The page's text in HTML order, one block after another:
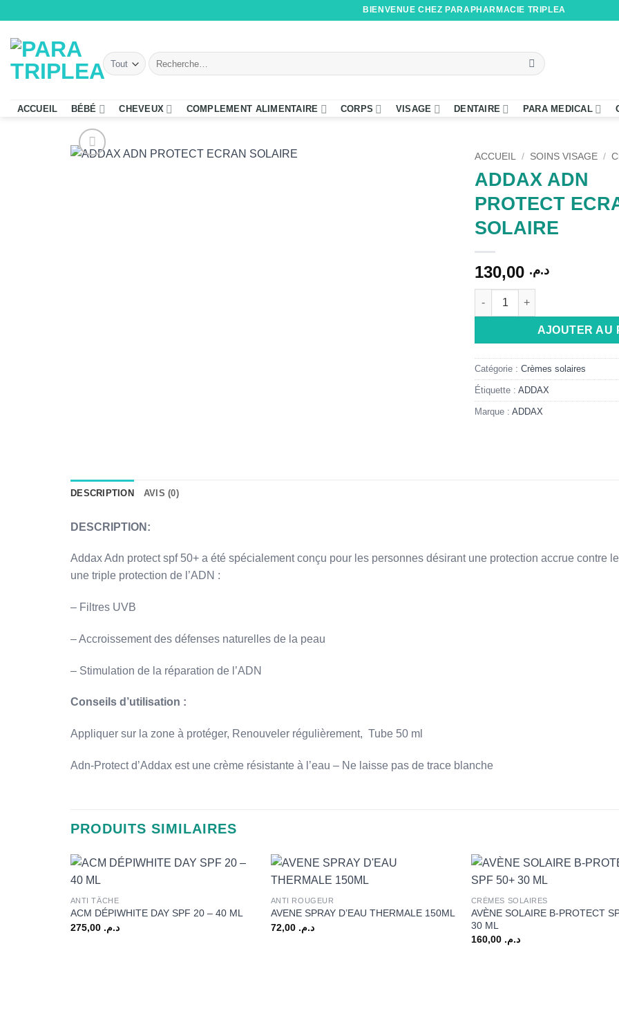
contenu
BIENVENUE CHEZ PARAPHARMACIE TRIPLEA
Recherche
pour :
ACCUEIL BÉBÉ CHEVEUX COMPLEMENT ALIMENTAIRE CORPS VISAGE DENTAIRE PARA MEDICAL
ACCUEIL / SOINS VISAGE /
ADDAX ADN
PROTECT
SOLAIRE
د.م.
quantité de ADDAX ADN
AJOUTER AU
Alternative:
Catégorie : Crèmes solaires
Étiquette : ADDAX
Marque : ADDAX
DESCRIPTION AVIS (0)
DESCRIPTION:
Addax Adn protect spf 50+ a été spécialement conçu pour les personnes désirant une protection accrue contre
une triple protection de l’ADN :
– Filtres UVB
– Accroissement des défenses naturelles de la peau
– Stimulation de la réparation de l’ADN
Conseils d’utilisation :
Appliquer sur la zone à protéger, Renouveler régulièrement, Tube 50 ml
Adn-Protect d’Addax est une crème résistante à l’eau – Ne laisse pas de trace blanche
PRODUITS SIMILAIRES
+
ANTI TÂCHE
ACM DÉPIWHITE DAY SPF 20 – 40 ML
د.م. 275,00
+
ANTI ROUGEUR
AVENE SPRAY D’EAU THERMALE 150ML
د.م. 72,00
+
CRÈMES SOLAIRES
AVÈNE SOLAIRE B-PROTECT
30 ML
د.م. 160,00